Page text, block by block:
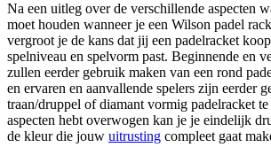
Na een uitleg over de verschillende aspecten
moet houden wanneer je een Wilson padel
vergroot je de kans dat jij een padelracket
spelniveau en spelvorm past. Beginnende en
zullen eerder gebruik maken van een rond
en ervaren en aanvallende spelers zijn eerder
traan/druppel of diamant vormig padelracket
aspecten hebt overwogen kan je je eindelijk
de kleur die jouw uitrusting compleet gaat